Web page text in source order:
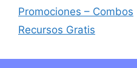
Promociones – Combos
Recursos Gratis